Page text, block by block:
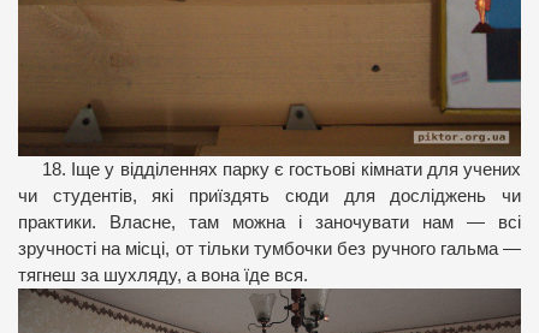
18. Іще у відділеннях парку є гостьові кімнати для учених
чи студентів, які приїздять сюди для досліджень чи
практики. Власне, там можна і заночувати нам — всі
зручності на місці, от тільки тумбочки без ручного гальма —
тягнеш за шухляду, а вона їде вся.